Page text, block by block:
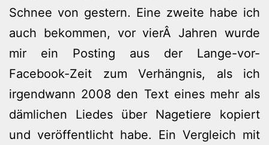
Schnee von gestern. Eine zweite habe ich
auch bekommen, vor vierÂ Jahren wurde
mir ein Posting aus der Lange-vor-
Facebook-Zeit zum Verhängnis, als ich
irgendwann 2008 den Text eines mehr als
dämlichen Liedes über Nagetiere kopiert
und veröffentlicht habe. Ein Vergleich mit